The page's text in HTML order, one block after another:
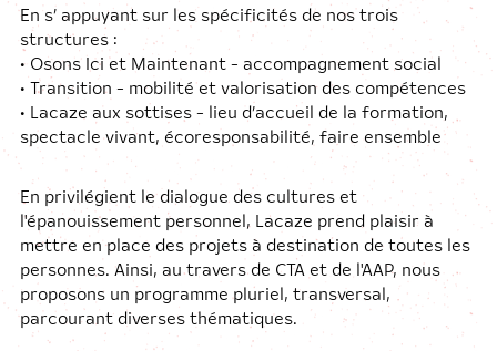
En s’ appuyant sur les spécificités de nos trois
structures :
• Osons Ici et Maintenant - accompagnement social
• Transition - mobilité et valorisation des compétences
• Lacaze aux sottises - lieu d’accueil de la formation,
spectacle vivant, écoresponsabilité, faire ensemble
En privilégient le dialogue des cultures et
l'épanouissement personnel, Lacaze prend plaisir à
mettre en place des projets à destination de toutes les
personnes. Ainsi, au travers de CTA et de l'AAP, nous
proposons un programme pluriel, transversal,
parcourant diverses thématiques.